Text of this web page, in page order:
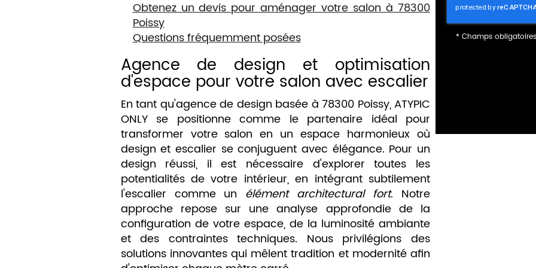
Obtenez un devis pour aménager votre salon à 78300
Poissy
Questions fréquemment posées
Agence de design et optimisation
d'espace pour votre salon avec escalier
En tant qu'agence de design basée à 78300 Poissy, ATYPIC
ONLY se positionne comme le partenaire idéal pour
transformer votre salon en un espace harmonieux où
design et escalier se conjuguent avec élégance. Pour un
design réussi, il est nécessaire d'explorer toutes les
potentialités de votre intérieur, en intégrant subtilement
l'escalier comme un élément architectural fort. Notre
approche repose sur une analyse approfondie de la
configuration de votre espace, de la luminosité ambiante
et des contraintes techniques. Nous privilégions des
solutions innovantes qui mêlent tradition et modernité afin
*Champs